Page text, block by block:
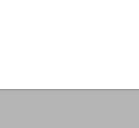
서의
이벤